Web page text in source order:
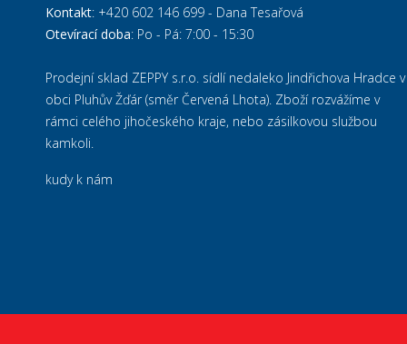
Kontakt: +420 602 146 699 - Dana Tesařová
Otevírací doba: Po - Pá: 7:00 - 15:30
Prodejní sklad ZEPPY s.r.o. sídlí nedaleko Jindřichova Hradce v
obci Pluhův Žďár (směr Červená Lhota). Zboží rozvážíme v
rámci celého jihočeského kraje, nebo zásilkovou službou
kamkoli.
kudy k nám